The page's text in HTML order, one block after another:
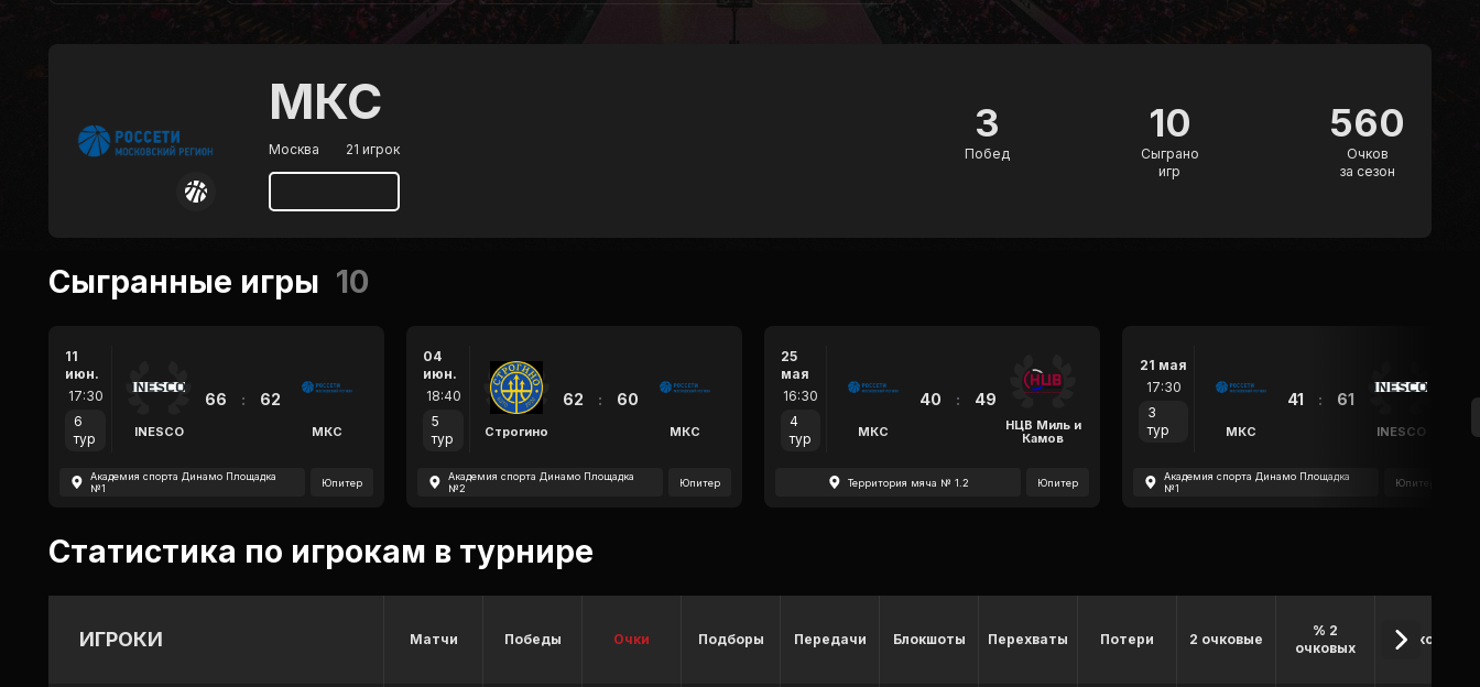
МКС
Москва 21 игрок
3
Побед
10
Сыграно
игр
560
Очков
за сезон
Сыгранные игры 10
11
июн.
17:30
6
тур
INESCO
66 : 62
МКС
Академия спорта Динамо Площадка
№1
Юпитер
04
июн.
18:40
5
тур
Строгино
62 : 60
МКС
Академия спорта Динамо Площадка
№2
Юпитер
25
мая
16:30
4
тур
МКС
40 : 49
НЦВ Миль и
Камов
Территория мяча № 1.2 Юпитер
21 мая
17:30
3
тур
МКС
41 : 61
INESCO
Академия спорта Динамо Площадка
№1
Юпитер
Статистика по игрокам в турнире
ИГРОКИ Матчи Победы Очки Подборы Передачи Блокшоты Перехваты Потери 2 очковые
% 2
очковых
3 очковые